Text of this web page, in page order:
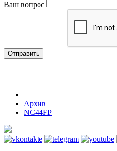
Ваш вопрос
Отправить
Архив
NC44FP